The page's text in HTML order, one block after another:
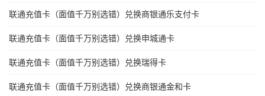
联通充值卡（面值千万别选错）兑换商银通乐支付卡
联通充值卡（面值千万别选错）兑换申城通卡
联通充值卡（面值千万别选错）兑换瑞得卡
联通充值卡（面值千万别选错）兑换商银通金和卡